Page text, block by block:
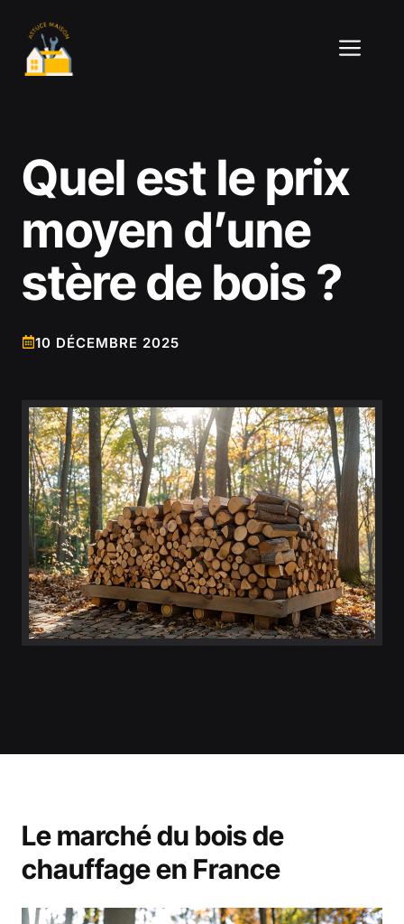
contenu
Quel est le prix
moyen d’une
stère de bois ?
10 DÉCEMBRE 2025
Le marché du bois de
chauffage en France